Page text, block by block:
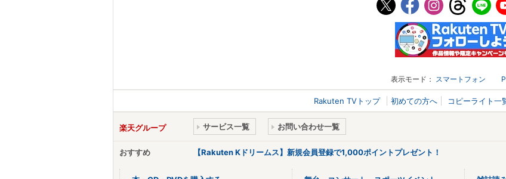
表示モード： スマートフォン
Rakuten TVトップ 初めての方へ コピーライト一
楽天グループ サービス一覧 お問い合わせ一覧
おすすめ 【Rakuten Kドリームス】新規会員登録で1,000ポイントプレゼント！